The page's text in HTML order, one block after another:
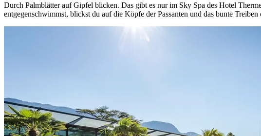
Durch Palmblätter auf Gipfel blicken. Das gibt es nur im Sky Spa des Hotel
entgegenschwimmst, blickst du auf die Köpfe der Passanten und das bunte